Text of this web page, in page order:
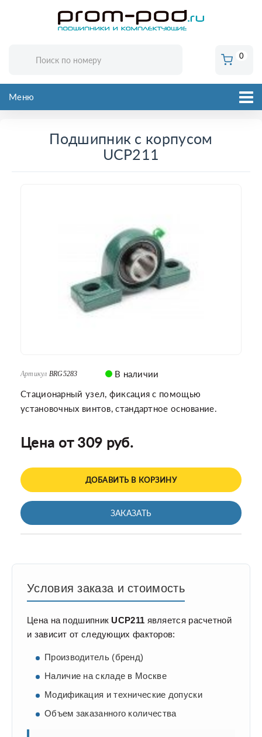
0
Меню
Подшипник с корпусом
UCP211
Артикул BRG5283
В наличии
Стационарный узел, фиксация с помощью
установочных винтов, стандартное основание.
Цена от 309 руб.
ДОБАВИТЬ В КОРЗИНУ
ЗАКАЗАТЬ
Условия заказа и стоимость
Цена на подшипник UCP211 является расчетной
и зависит от следующих факторов:
Производитель (бренд)
Наличие на складе в Москве
Модификация и технические допуски
Объем заказанного количества